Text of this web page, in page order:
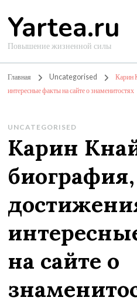
Yartea.ru
Повышение жизненной силы
Главная Uncategorised
Карин
интересные факты на сайте о знаменитостях
UNCATEGORISED
Карин
биография,
на сайте о